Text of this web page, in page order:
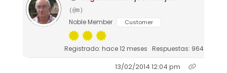
(@m)
Noble Member Customer
Registrado: hace 12 meses Respuestas: 964
13/02/2014 12:04 pm